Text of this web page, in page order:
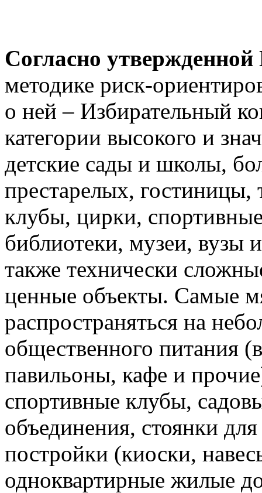
Согласно
методике риск-
о ней – Избирательный
категории высокого и
детские сады и школы,
престарелых, гостиницы,
клубы, цирки,
библиотеки, музеи, вузы
также технически
ценные объекты. Самые
распространяться на
общественного питания
павильоны, кафе и
спортивные клубы,
объединения, стоянки
постройки (киоски,
одноквартирные жилые